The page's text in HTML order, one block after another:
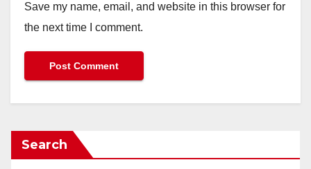
Save my name, email, and website in this browser for
the next time I comment.
Search